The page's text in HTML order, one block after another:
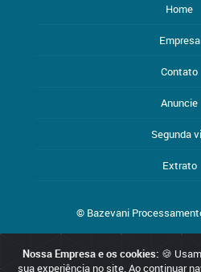
Home
Empresa
Contato
Anuncie
Segunda
Extrato
© Bazevani
Reservamo-nos o direito de qualquer
Nossa Empresa e os cookies: 🍪
sua experiência no site. Ao continuar